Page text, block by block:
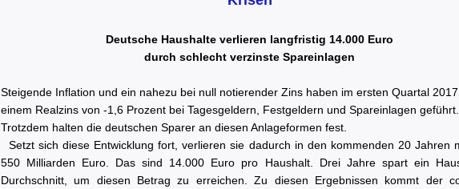
Deutsche Haushalte verlieren langfristig 14.000 Euro
durch schlecht verzinste Spareinlagen
Steigende Inflation und ein nahezu bei null notierender Zins haben im ersten Quartal
einem Realzins von -1,6 Prozent bei Tagesgeldern, Festgeldern und Spareinlagen geführt.
Trotzdem halten die deutschen Sparer an diesen Anlageformen fest.
Setzt sich diese Entwicklung fort, verlieren sie dadurch in den kommenden 20 Jahren
550 Milliarden Euro. Das sind 14.000 Euro pro Haushalt. Drei Jahre spart ein
Durchschnitt, um diesen Betrag zu erreichen. Zu diesen Ergebnissen kommt der